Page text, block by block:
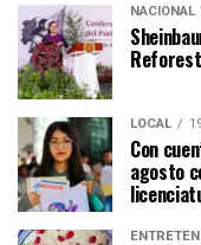
NACIONAL
LOCAL
Con
agosto